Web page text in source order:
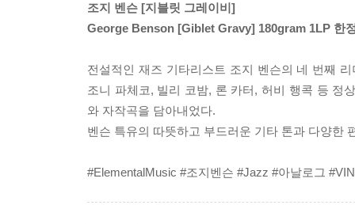
조지 벤슨 [지블릿 그레이비]
George Benson [Giblet Gravy] 180gram 1LP 한
전설적인 재즈 기타리스트 조지 벤슨의 네 번째
조니 파체코, 빌리 코밤, 론 카터, 허비 행콕 등 정
와 자작곡을 담아내었다.
벤슨 특유의 따뜻하고 부드러운 기타 톤과 다양한
#ElementalMusic #조지벤슨 #Jazz #아날로그